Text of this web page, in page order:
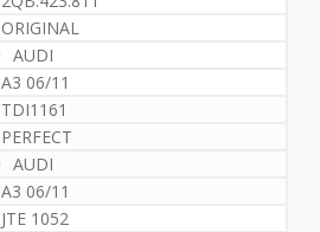
ORIGINAL
AUDI
A3 06/11
TDI1161
PERFECT
AUDI
A3 06/11
JTE 1052